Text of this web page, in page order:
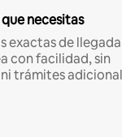
necesitas
exactas de
con facilidad, sin
trámites